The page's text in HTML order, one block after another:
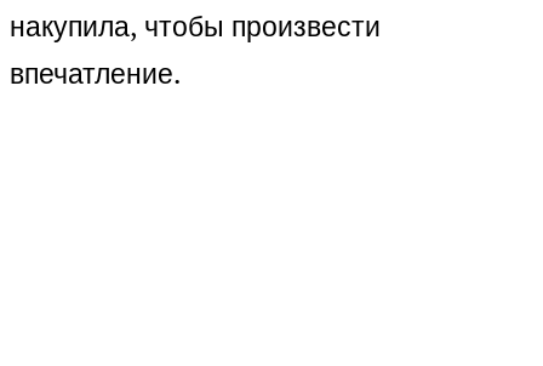
накупила, чтобы произвести
впечатление.